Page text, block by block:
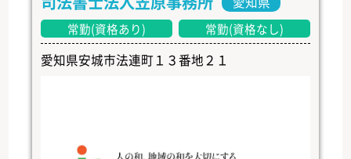
常勤(資格あり) 常勤(資格なし)
愛知県安城市法連町１３番地２１